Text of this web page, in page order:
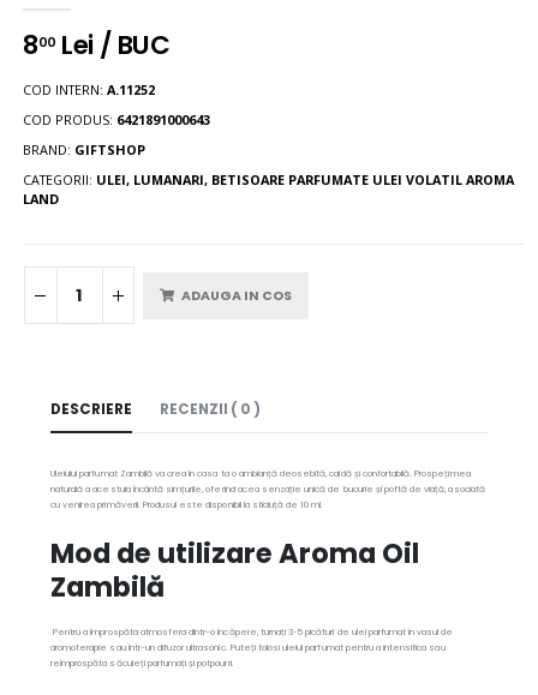
800 Lei / BUC
COD INTERN:A.11252
COD PRODUS: 6421891000643
BRAND: GIFTSHOP
CATEGORII: ULEI, LUMANARI, BETISOARE PARFUMATE ULEI VOLATIL AROMA
LAND
ADAUGA IN COS
DESCRIERE RECENZII ( 0 )
Uleiului parfumat Zambilă va crea în casa ta o ambianță deosebită, caldă și confortabilă. Prospețimea
naturală a acestuia încântă simțurile, oferind acea senzație unică de bucurie și poftă de viață, asociată
cu venirea primăverii. Produsul este disponibil la sticluță de 10 ml.
Mod de utilizare Aroma Oil
Zambilă
Pentru a împrospăta atmosfera dintr-o încăpere, turnați 3-5 picături de ulei parfumat în vasul de
aromoterapie sau într-un difuzor ultrasonic. Puteți folosi uleiul parfumat pentru a intensifica sau
reîmprospăta săculeți parfumați și potpourri.